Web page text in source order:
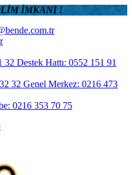
İMKANI !
Destek Hattı: 0552 151 91
Genel Merkez: 0216 473
0216 353 70 75